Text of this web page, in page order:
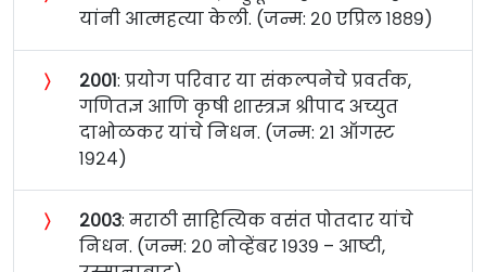
यांनी आत्महत्या केली. (जन्म: २० एप्रिल १८८९)
〉 २००१: प्रयोग परिवार या संकल्पनेचे प्रवर्तक,
गणितज्ञ आणि कृषी शास्त्रज्ञ श्रीपाद अच्युत
दाभोळकर यांचे निधन. (जन्म: २१ ऑगस्ट
१९२४)
〉 २००३: मराठी साहित्यिक वसंत पोतदार यांचे
निधन. (जन्म: २० नोव्हेंबर १९३९ – आष्टी,